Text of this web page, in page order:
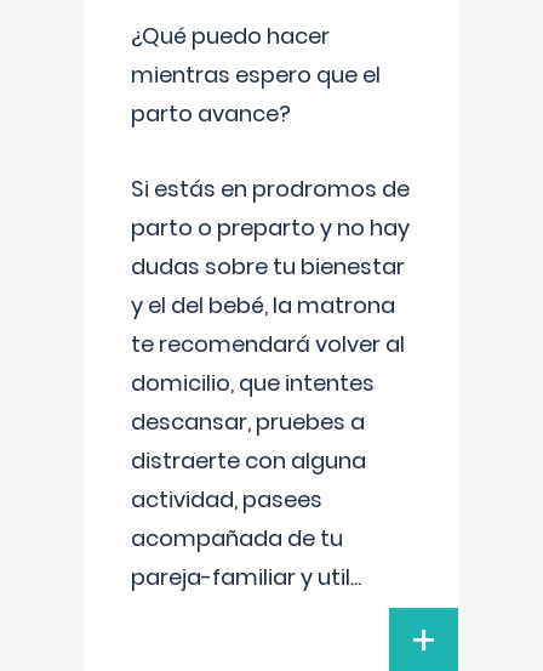
¿Qué puedo hacer
mientras espero que el
parto avance?
Si estás en prodromos de
parto o preparto y no hay
dudas sobre tu bienestar
y el del bebé, la matrona
te recomendará volver al
domicilio, que intentes
descansar, pruebes a
distraerte con alguna
actividad, pasees
acompañada de tu
pareja-familiar y util...
+